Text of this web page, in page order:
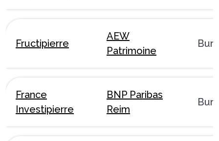
Fructipierre
AEW
Patrimoine
France
Investipierre
BNP Paribas
Reim